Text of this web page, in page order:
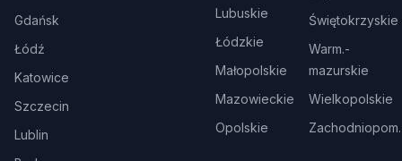
Gdańsk
Łódź
Katowice
Szczecin
Lublin
Lubuskie
Łódzkie
Małopolskie
Mazowieckie
Opolskie
Świętokrzyskie
Warm.-
mazurskie
Wielkopolskie
Zachodniopom.